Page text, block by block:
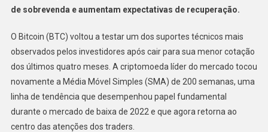
de sobrevenda e aumentam expectativas de recuperação.
O Bitcoin (BTC) voltou a testar um dos suportes técnicos mais
observados pelos investidores após cair para sua menor cotação
dos últimos quatro meses. A criptomoeda líder do mercado tocou
novamente a Média Móvel Simples (SMA) de 200 semanas, uma
linha de tendência que desempenhou papel fundamental
durante o mercado de baixa de 2022 e que agora retorna ao
centro das atenções dos traders.